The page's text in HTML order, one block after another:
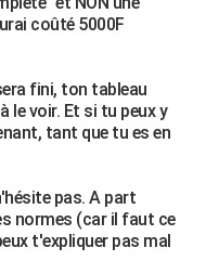
coûté 5000F
fini, ton tableau
le voir. Et si tu peux y
tant que tu es en
pas. A part
normes (car il faut ce
t'expliquer pas mal